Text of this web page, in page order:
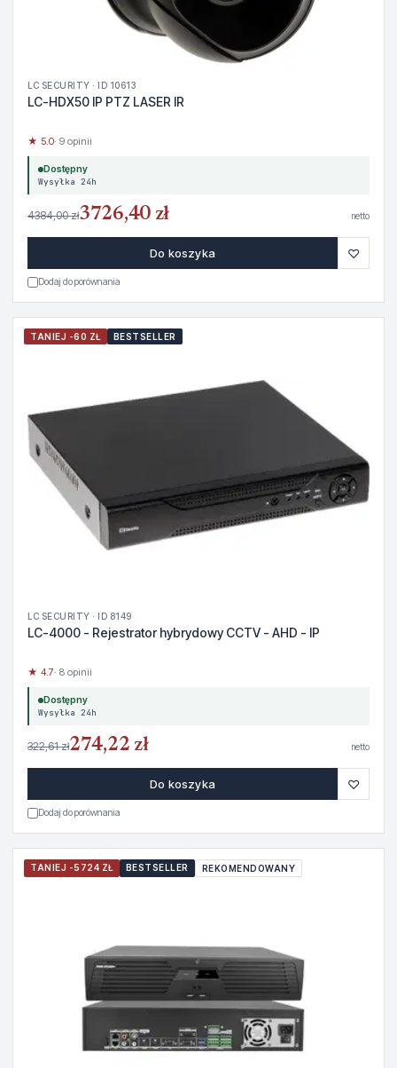
LC SECURITY · ID 10613
LC-HDX50 IP PTZ LASER IR
★ 5.0· 9 opinii
Dostępny
Wysyłka 24h
4384,00 zł3726,40 zł netto
Do koszyka ♡
Dodaj do porównania
TANIEJ -60 ZŁ BESTSELLER
LC SECURITY · ID 8149
LC-4000 - Rejestrator hybrydowy CCTV - AHD - IP
★ 4.7· 8 opinii
Dostępny
Wysyłka 24h
322,61 zł274,22 zł netto
Do koszyka ♡
Dodaj do porównania
TANIEJ -5724 ZŁ BESTSELLER REKOMENDOWANY